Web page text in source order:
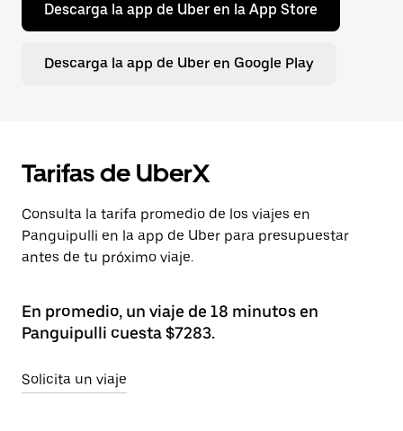
Descarga la app de Uber en la App Store
Descarga la app de Uber en Google Play
Tarifas de UberX
Consulta la tarifa promedio de los viajes en
Panguipulli en la app de Uber para presupuestar
antes de tu próximo viaje.
En promedio, un viaje de 18 minutos en
Panguipulli cuesta $7283.
Solicita un viaje